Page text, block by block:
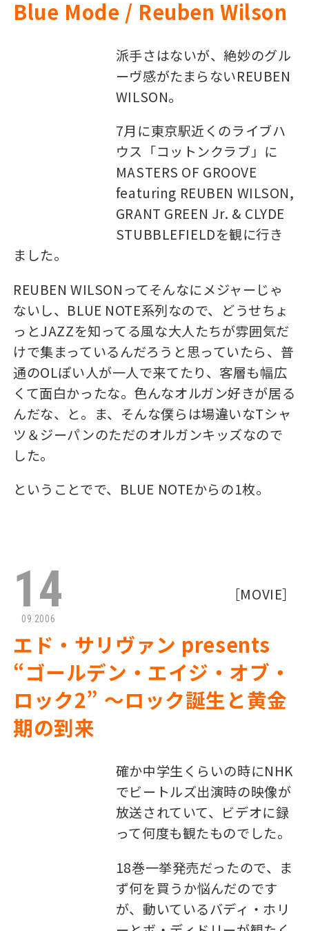
Blue Mode / Reuben Wilson
派手さはないが、絶妙のグル
ーヴ感がたまらないREUBEN
WILSON。
7月に東京駅近くのライブハ
ウス「コットンクラブ」に
MASTERS OF GROOVE
featuring REUBEN WILSON,
GRANT GREEN Jr. & CLYDE
STUBBLEFIELDを観に行き
ました。
REUBEN WILSONってそんなにメジャーじゃ
ないし、BLUE NOTE系列なので、どうせちょ
っとJAZZを知ってる風な大人たちが雰囲気だ
けで集まっているんだろうと思っていたら、普
通のOLぽい人が一人で来てたり、客層も幅広
くて面白かったな。色んなオルガン好きが居る
んだな、と。ま、そんな僕らは場違いなTシャ
ツ＆ジーパンのただのオルガンキッズなので
した。
ということでで、BLUE NOTEからの1枚。
14
09.2006
［MOVIE］
エド・サリヴァン presents
“ゴールデン・エイジ・オブ・
ロック2” 〜ロック誕生と黄金
期の到来
確か中学生くらいの時にNHK
でビートルズ出演時の映像が
放送されていて、ビデオに録
って何度も観たものでした。
18巻一挙発売だったので、ま
ず何を買うか悩んだのです
が、動いているバディ・ホリ